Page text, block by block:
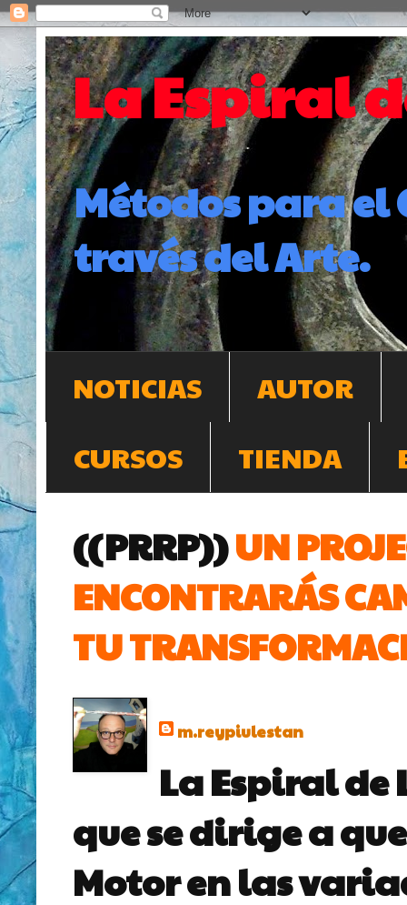
La Espiral
Métodos para el
través del Arte.
NOTICIAS
AUTOR
CURSOS
TIENDA
((PRRP))UN
ENCONTRARÁS
TU
m.reypiulestan
La Espiral de
que se dirige a
Motor en las